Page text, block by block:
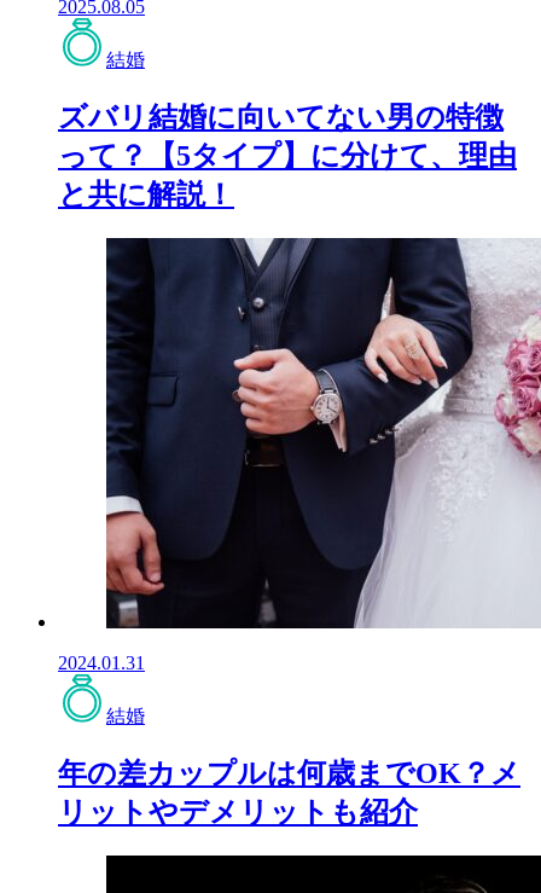
2025.08.05
結婚
ズバリ結婚に向いてない男の特徴
って？【5タイプ】に分けて、理由
と共に解説！
2024.01.31
結婚
年の差カップルは何歳までOK？メ
リットやデメリットも紹介